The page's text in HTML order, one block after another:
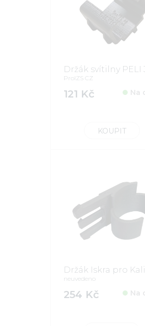
Držák svítilny PELI
ProIZS CZ
121 Kč Na
KOUPIT
Držák Iskra pro
neuvedeno
254 Kč Na